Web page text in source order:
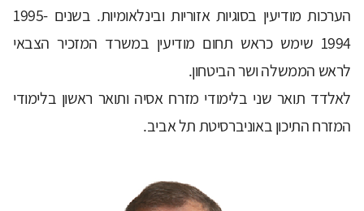
הערכות מודיעין בסוגיות אזוריות ובינלאומיות. בשנים 1995-
1994 שימש כראש תחום מודיעין במשרד המזכיר הצבאי
לראש הממשלה ושר הביטחון.
לאלדד תואר שני בלימודי מזרח אסיה ותואר ראשון בלימודי
המזרח התיכון באוניברסיטת תל אביב.